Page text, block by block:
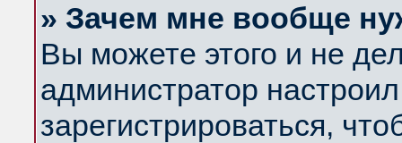
» Зачем мне вообще
Вы можете этого и не
администратор
зарегистрироваться,